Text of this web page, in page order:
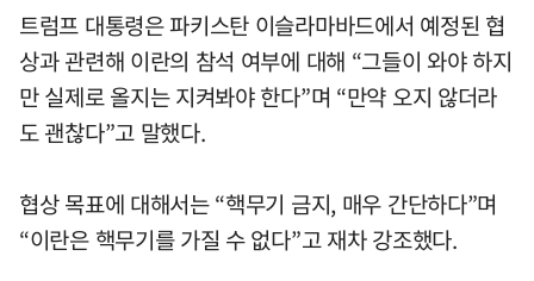
트럼프 대통령은 파키스탄 이슬라마바드에서 예정된 협
상과 관련해 이란의 참석 여부에 대해 “그들이 와야 하지
만 실제로 올지는 지켜봐야 한다”며 “만약 오지 않더라
도 괜찮다”고 말했다.
협상 목표에 대해서는 “핵무기 금지, 매우 간단하다”며
“이란은 핵무기를 가질 수 없다”고 재차 강조했다.